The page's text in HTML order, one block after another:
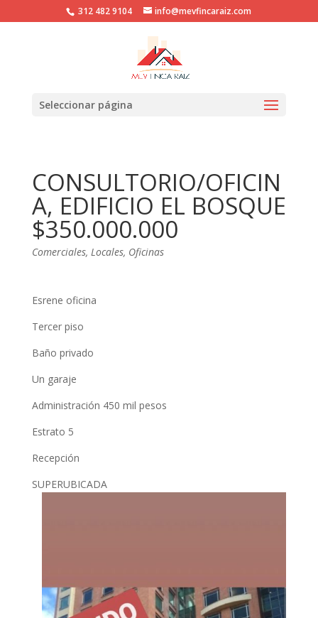
312 482 9104 info@mevfincaraiz.com
Seleccionar página
CONSULTORIO/OFICIN
A, EDIFICIO EL BOSQUE
$350.000.000
Comerciales, Locales, Oficinas
Esrene oficina
Tercer piso
Baño privado
Un garaje
Administración 450 mil pesos
Estrato 5
Recepción
SUPERUBICADA